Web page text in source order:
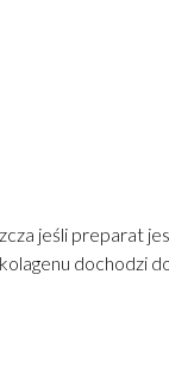
jeśli preparat
dochodzi